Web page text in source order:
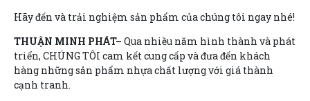
Hãy đến và trải nghiệm sản phẩm của chúng tôi ngay nhé!
THUẬN MINH PHÁT– Qua nhiều năm hình thành và phát
triển, CHÚNG TÔI cam kết cung cấp và đưa đến khách
hàng những sản phẩm nhựa chất lượng với giá thành
cạnh tranh.